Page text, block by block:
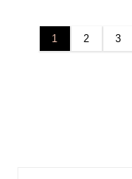
1 2 3